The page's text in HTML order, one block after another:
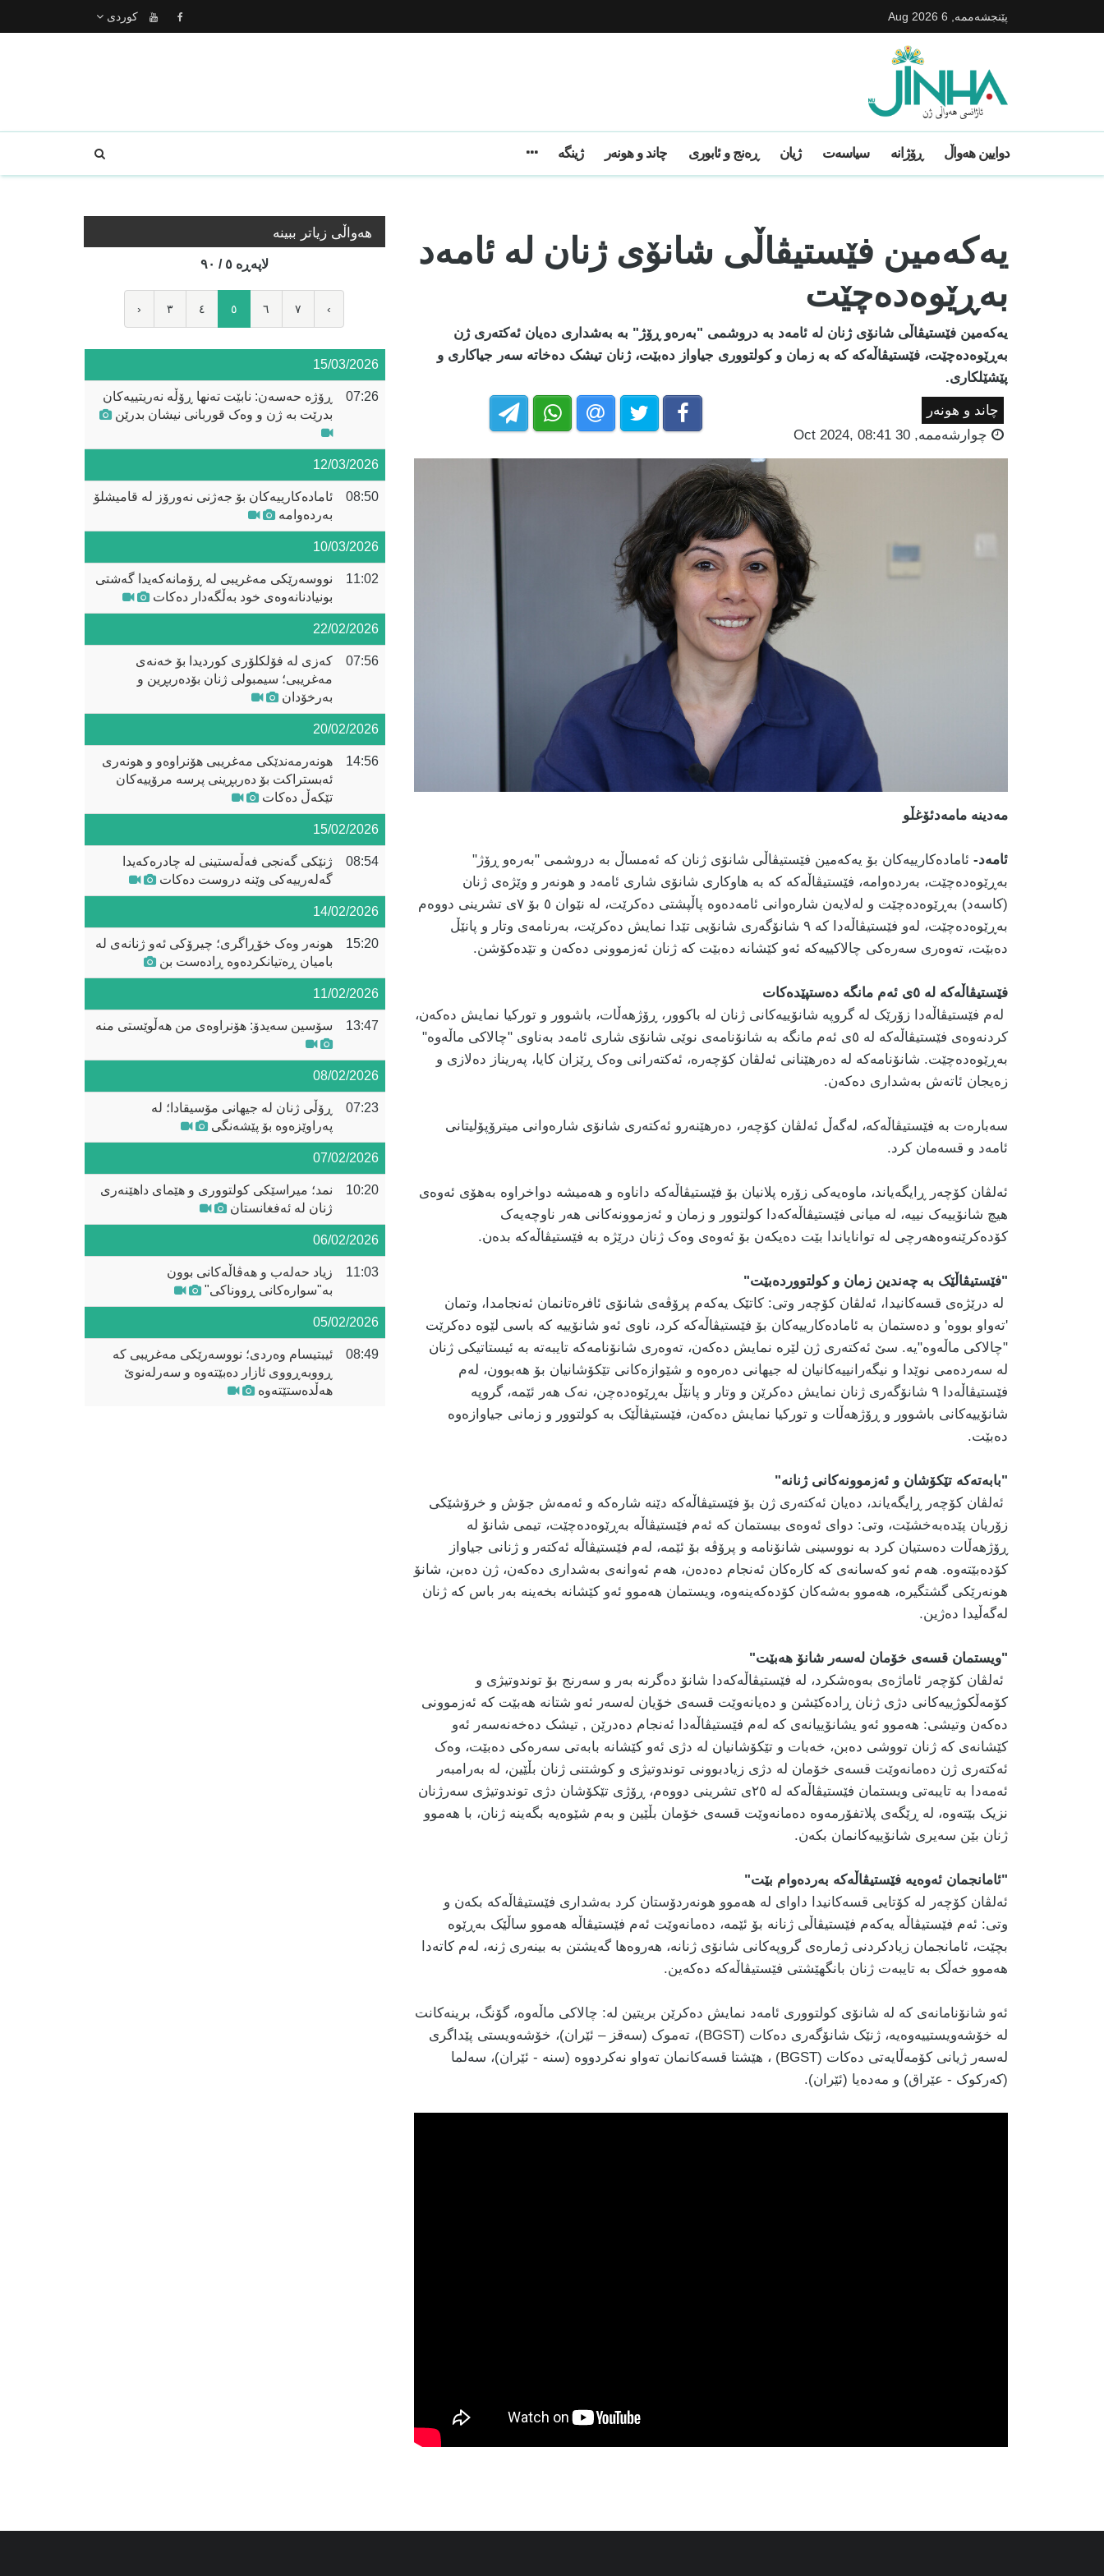
پێنجشه‌ممه‌, 6 Aug 2026 كوردى
دوایین ھەواڵ ڕۆژانە سیاسەت ژیان ڕەنج و ئابوری چاند و هونەر ژینگه
یەکەمین فێستیڤاڵی شانۆی ژنان لە ئامەد
بەڕێوەدەچێت
یەکەمین فێستیڤاڵی شانۆی ژنان لە ئامەد بە دروشمی "بەرەو ڕۆژ" بە بەشداری دەیان ئەکتەری ژن
بەڕێوەدەچێت، فێستیڤاڵەکە کە بە زمان و کولتووری جیاواز دەبێت، ژنان تیشک دەخاتە سەر جیاکاری و
پێشێلکاری.
چاند و هونەر
چوارشه‌ممه‌, 30 Oct 2024, 08:41
مەدینە مامەدئۆغڵو
ئامەد- ئامادەکارییەکان بۆ یەکەمین فێستیڤاڵی شانۆی ژنان کە ئەمساڵ بە دروشمی "بەرەو ڕۆژ"
بەڕێوەدەچێت، بەردەوامە، فێستیڤاڵەکە کە بە هاوکاری شانۆی شاری ئامەد و هونەر و وێژەی ژنان
(کاسەد) بەڕێوەدەچێت و لەلایەن شارەوانی ئامەدەوە پاڵپشتی دەکرێت، لە نێوان ٥ بۆ ٧ی تشرینی دووەم
بەڕێوەدەچێت، لەو فێستیڤاڵەدا کە ٩ شانۆگەری شانۆیی تێدا نمایش دەکرێت، بەرنامەی وتار و پانێڵ
دەبێت، تەوەری سەرەکی چالاکییەکە ئەو کێشانە دەبێت کە ژنان ئەزموونی دەکەن و تێدەکۆشن.
فێستیڤاڵەکە لە ٥ی ئەم مانگە دەستپێدەکات
لەم فێستیڤاڵەدا زۆرێک لە گروپە شانۆییەکانی ژنان لە باکوور، ڕۆژهەڵات، باشوور و تورکیا نمایش دەکەن،
کردنەوەی فێستیڤاڵەکە لە ٥ی ئەم مانگە بە شانۆنامەی نوێی شانۆی شاری ئامەد بەناوی "چالاکی ماڵەوە"
بەڕێوەدەچێت. شانۆنامەکە لە دەرهێنانی ئەلڤان کۆچەرە، ئەکتەرانی وەک ڕێزان کایا، پەریناز دەلازی و
زەیجان ئاتەش بەشداری دەکەن.
سەبارەت بە فێستیڤاڵەکە، لەگەڵ ئەلڤان کۆچەر، دەرهێنەرو ئەکتەری شانۆی شارەوانی میترۆپۆلیتانی
ئامەد و قسەمان کرد.
ئەلڤان کۆچەر ڕایگەیاند، ماوەیەکی زۆرە پلانیان بۆ فێستیڤاڵەکە داناوە و هەمیشە دواخراوە بەهۆی ئەوەی
هیچ شانۆییەک نییە، لە میانی فێستیڤاڵەکەدا کولتوور و زمان و ئەزموونەکانی هەر ناوچەیەک
کۆدەکرێنەوەهەرچی لە توانایاندا بێت دەیکەن بۆ ئەوەی وەک ژنان درێژە بە فێستیڤاڵەکە بدەن.
"فێستیڤاڵێک بە چەندین زمان و کولتووردەبێت"
لە درێژەی قسەکانیدا، ئەلڤان کۆچەر وتی: کاتێک یەکەم پرۆڤەی شانۆی ئافرەتانمان ئەنجامدا، وتمان
'تەواو بووە' و دەستمان بە ئامادەکارییەکان بۆ فێستیڤاڵەکە کرد، ناوی ئەو شانۆییە کە باسی لێوە دەکرێت
"چالاکی ماڵەوە"یە. سێ ئەکتەری ژن لێرە نمایش دەکەن، تەوەری شانۆنامەکە تایبەتە بە ئیستاتیکی ژنان
لە سەردەمی نوێدا و نیگەرانییەکانیان لە جیهانی دەرەوە و شێوازەکانی تێکۆشانیان بۆ هەبوون، لەم
فێستیڤاڵەدا ٩ شانۆگەری ژنان نمایش دەکرێن و وتار و پانێڵ بەڕێوەدەچن، نەک هەر ئێمە، گروپە
شانۆییەکانی باشوور و ڕۆژهەڵات و تورکیا نمایش دەکەن، فێستیڤاڵێک بە کولتوور و زمانی جیاوازەوە
دەبێت.
"بابەتەکە تێکۆشان و ئەزموونەکانی ژنانە"
ئەلڤان کۆچەر ڕایگەیاند، دەیان ئەکتەری ژن بۆ فێستیڤاڵەکە دێنە شارەکە و ئەمەش جۆش و خرۆشێکی
زۆریان پێدەبەخشێت، وتی: دوای ئەوەی بیستمان کە ئەم فێستیڤاڵە بەڕێوەدەچێت، تیمی شانۆ لە
ڕۆژهەڵات دەستیان کرد بە نووسینی شانۆنامە و پرۆڤە بۆ ئێمە، لەم فێستیڤاڵە ئەکتەر و ژنانی جیاواز
کۆدەبێتەوە. هەم ئەو کەسانەی کە کارەکان ئەنجام دەدەن، هەم ئەوانەی بەشداری دەکەن، ژن دەبن، شانۆ
هونەرێکی گشتگیرە، هەموو بەشەکان کۆدەکەینەوە، ویستمان هەموو ئەو کێشانە بخەینە بەر باس کە ژنان
لەگەڵیدا دەژین.
"ویستمان قسەی خۆمان لەسەر شانۆ هەبێت"
ئەلڤان کۆچەر ئاماژەی بەوەشکرد، لە فێستیڤاڵەکەدا شانۆ دەگرنە بەر و سەرنج بۆ توندوتیژی و
کۆمەڵکوژییەکانی دژی ژنان ڕادەکێشن و دەیانەوێت قسەی خۆیان لەسەر ئەو شتانە هەبێت کە ئەزموونی
دەکەن وتیشی: هەموو ئەو یشانۆییانەی کە لەم فێستیڤاڵەدا ئەنجام دەدرێن , تیشک دەخەنەسەر ئەو
کێشانەی کە ژنان تووشی دەبن، خەبات و تێکۆشانیان لە دژی ئەو کێشانە بابەتی سەرەکی دەبێت، وەک
ئەکتەری ژن دەمانەوێت قسەی خۆمان لە دژی زیادبوونی توندوتیژی و کوشتنی ژنان بڵێین، لە بەرامبەر
ئەمەدا بە تایبەتی ویستمان فێستیڤاڵەکە لە ٢٥ی تشرینی دووەم، ڕۆژی تێکۆشان دژی توندوتیژی سەرژنان
نزیک بێتەوە، لە ڕێگەی پلاتفۆرمەوە دەمانەوێت قسەی خۆمان بڵێین و بەم شێوەیە بگەینە ژنان، با هەموو
ژنان بێن سەیری شانۆییەکانمان بکەن.
"ئامانجمان ئەوەیە فێستیڤاڵەکە بەردەوام بێت"
ئەلڤان کۆچەر لە کۆتایی قسەکانیدا داوای لە هەموو هونەردۆستان کرد بەشداری فێستیڤاڵەکە بکەن و
وتی: ئەم فێستیڤاڵە یەکەم فێستیڤاڵی ژنانە بۆ ئێمە، دەمانەوێت ئەم فێستیڤاڵە هەموو ساڵێک بەڕێوە
بچێت، ئامانجمان زیادکردنی ژمارەی گروپەکانی شانۆی ژنانە، هەروەها گەیشتن بە بینەری ژنە، لەم کاتەدا
هەموو خەڵک بە تایبەت ژنان بانگهێشتی فێستیڤاڵەکە دەکەین.
ئەو شانۆنامانەی کە لە شانۆی کولتووری ئامەد نمایش دەکرێن بریتین لە: چالاکی ماڵەوە، گۆنگ، برینەکانت
لە خۆشەویستییەوەیە، ژنێک شانۆگەری دەکات (BGST)، تەموک (سەقز – ئێران)، خۆشەویستی پێداگری
لەسەر ژیانی کۆمەڵایەتی دەکات (BGST) ، هێشتا قسەکانمان تەواو نەکردووە (سنە - ئێران)، سەلما
(کەرکوک - عێراق) و مەدەیا (ئێران).
هه‌واڵی زیاتر ببینە
لاپه‌ڕه‌ ٥ / ٩٠
‹ ٣ ٤ ٥ ٦ ٧ ›
15/03/2026
07:26
ڕۆژە حەسەن: نابێت تەنها ڕۆڵە نەریتییەکان
بدرێت بە ژن و وەک قوربانی نیشان بدرێن
12/03/2026
08:50
ئامادەکارییەکان بۆ جەژنی نەورۆز لە قامیشلۆ
بەردەوامە
10/03/2026
11:02
نووسەرێکی مەغریبی لە ڕۆمانەکەیدا گەشتی
بونیادنانەوەی خود بەڵگەدار دەکات
22/02/2026
07:56
کەزی لە فۆلکلۆری کوردیدا بۆ خەنەی
مەغریبی؛ سیمبولی ژنان بۆدەربڕین و
بەرخۆدان
20/02/2026
14:56
هونەرمەندێکی مەغریبی هۆنراوەو و هونەری
ئەبستراکت بۆ دەربڕینی پرسە مرۆییەکان
تێکەڵ دەکات
15/02/2026
08:54
ژنێکی گەنجی فەڵەستینی لە چادرەکەیدا
گەلەرییەکی وێنە دروست دەکات
14/02/2026
15:20
هونەر وەک خۆڕاگری؛ چیرۆکی ئەو ژنانەی لە
بامیان ڕەتیانکردەوە ڕادەست بن
11/02/2026
13:47 سۆسین سەیدۆ: هۆنراوەی من هەڵوێستی منە
08/02/2026
07:23
ڕۆڵی ژنان لە جیهانی مۆسیقادا؛ لە
پەراوێزەوە بۆ پێشەنگی
07/02/2026
10:20
نمد؛ میراسێکی کولتووری و هێمای داهێنەری
ژنان لە ئەفغانستان
06/02/2026
11:03
زیاد حەلەب و هەڤاڵەکانی بوون
بە"سوارەکانی ڕووناکی"
05/02/2026
08:49
ئیبتیسام وەردی؛ نووسەرێکی مەغریبی کە
ڕووبەڕووی ئازار دەبێتەوە و سەرلەنوێ
هەڵدەستێتەوە